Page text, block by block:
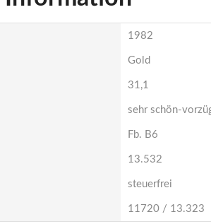
1982
Gold
31,1
sehr schön-
Fb. B6
13.532
steuerfrei
11720 / 13.323